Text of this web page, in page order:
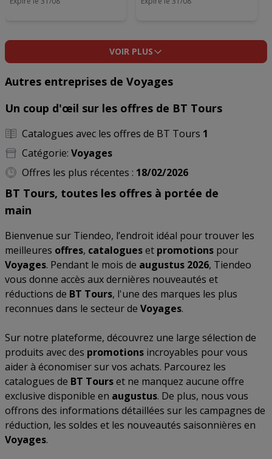
VOIR PLUS
Autres entreprises de Voyages
Un coup d'œil sur les offres de BT Tours
Catalogues avec les offres de BT Tours 1
Catégorie: Voyages
Offres les plus récentes : 18/02/2026
BT Tours, toutes les offres à portée de
main
Bienvenue sur Tiendeo, l’endroit idéal pour trouver les
meilleures offres, catalogueset promotions pour
Voyages. Pendant le mois de augustus 2026, Tiendeo
vous donne accès aux dernières nouveautés et
réductions de BT Tours, l'une des marques les plus
reconnues dans le secteur de Voyages.
Sur notre plateforme, découvrez une large sélection de
produits avec des promotions incroyables pour vous
aider à économiser sur vos achats. Parcourez les
catalogues de BT Tourset ne manquez aucune offre
exclusive disponible en augustus. De plus, nous vous
offrons des informations détaillées sur les campagnes de
réduction, les soldes et les nouveautés saisonnières en
Voyages.